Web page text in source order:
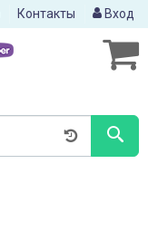
Контакты Вход